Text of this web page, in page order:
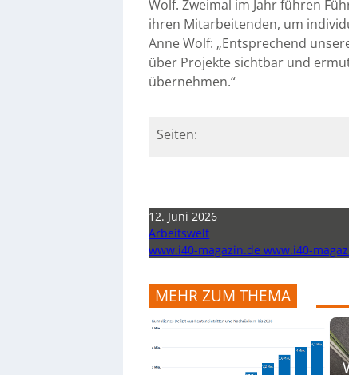
Wolf. Zweimal im Jahr führen
ihren Mitarbeitenden, um
Anne Wolf: „Entsprechend
über Projekte sichtbar und
übernehmen.“
Seiten:
12. Juni 2026
Arbeitswelt
www.i40-magazin.de www.i40-
MEHR ZUM THEMA